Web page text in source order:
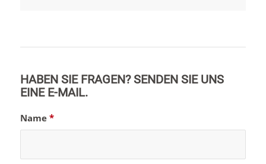
HABEN SIE FRAGEN? SENDEN SIE UNS
EINE E-MAIL.
Name *